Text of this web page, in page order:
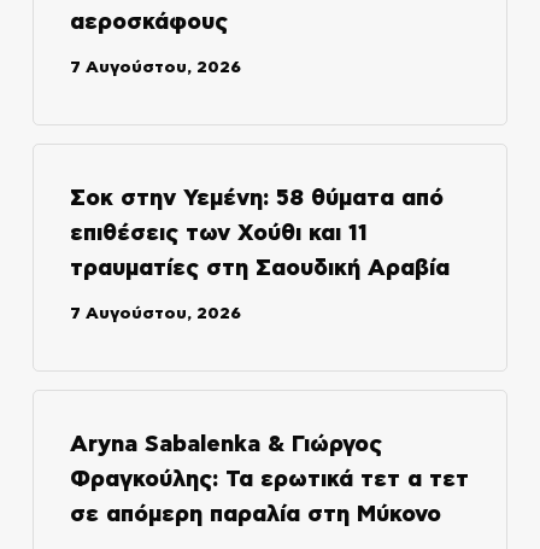
αεροσκάφους
7 Αυγούστου, 2026
Σοκ στην Υεμένη: 58 θύματα από
επιθέσεις των Χούθι και 11
τραυματίες στη Σαουδική Αραβία
7 Αυγούστου, 2026
Aryna Sabalenka & Γιώργος
Φραγκούλης: Τα ερωτικά τετ α τετ
σε απόμερη παραλία στη Μύκονο